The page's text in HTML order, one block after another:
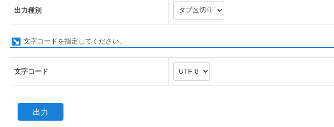
出力種別
文字コードを指定してください。
文字コード